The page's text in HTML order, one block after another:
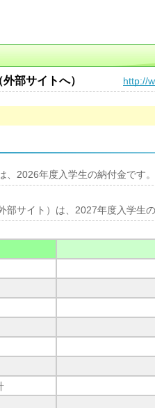
部サイトへ）
http://
、2026年度入学生の納付金です。
部サイト）は、2027年度入学生